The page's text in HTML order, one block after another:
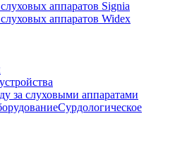
аппаратов Signia
аппаратов Widex
за слуховыми аппаратами
Сурдологическое